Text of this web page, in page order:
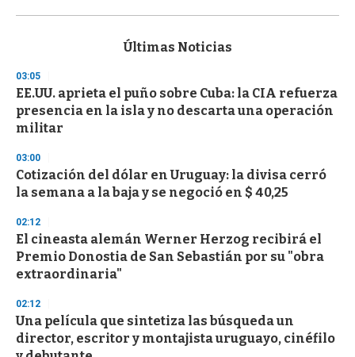
s
d
s
o
f
3
s
e
c
o
d
s
Últimas Noticias
03:05
EE.UU. aprieta el puño sobre Cuba: la CIA refuerza
presencia en la isla y no descarta una operación
militar
03:00
Cotización del dólar en Uruguay: la divisa cerró
la semana a la baja y se negoció en $ 40,25
02:12
El cineasta alemán Werner Herzog recibirá el
Premio Donostia de San Sebastián por su "obra
extraordinaria"
02:12
Una película que sintetiza las búsqueda un
director, escritor y montajista uruguayo, cinéfilo